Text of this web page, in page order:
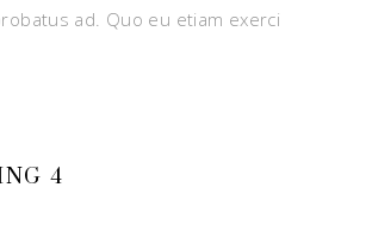
ad. Quo eu etiam exerci
4